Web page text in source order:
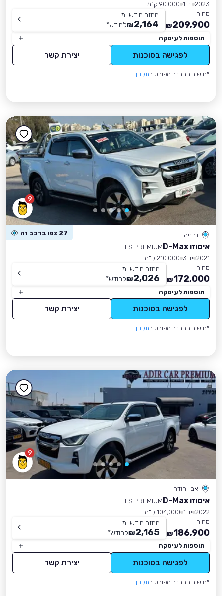
2023 יד 1
90,000 ק״מ
מחיר
209,900
₪
החזר חודשי מ-
2,164
₪לחודש*
תוספות לעיסקה
לפגישה בסוכנות יצירת קשר
*חישוב ההחזר מפורט בתקנון
9
נתניה 27 צפו ברכב זה
איסוזו D-Max
LS PREMIUM
2021 יד 3
210,000 ק״מ
מחיר
172,000
₪
החזר חודשי מ-
2,026
₪לחודש*
תוספות לעיסקה
לפגישה בסוכנות יצירת קשר
*חישוב ההחזר מפורט בתקנון
9
אבן יהודה
איסוזו D-Max
LS PREMIUM
2022 יד 1
104,000 ק״מ
מחיר
186,900
₪
החזר חודשי מ-
2,165
₪לחודש*
תוספות לעיסקה
לפגישה בסוכנות יצירת קשר
*חישוב ההחזר מפורט בתקנון